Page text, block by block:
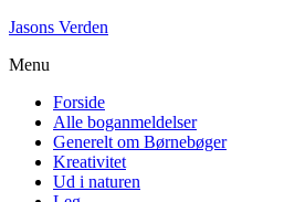
Skip
content
Jasons Verden
Menu
Forside
Alle boganmeldelser
Generelt om Børnebøger
Kreativitet
Ud i naturen